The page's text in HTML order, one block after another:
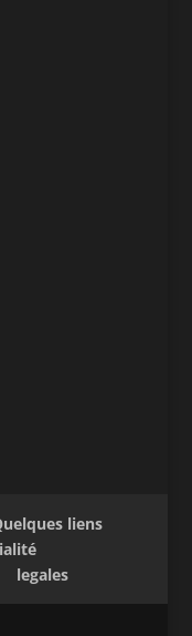
liens
legales